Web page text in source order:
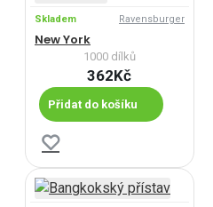
Skladem Ravensburger
New York
1000 dílků
362Kč
Přidat do košíku